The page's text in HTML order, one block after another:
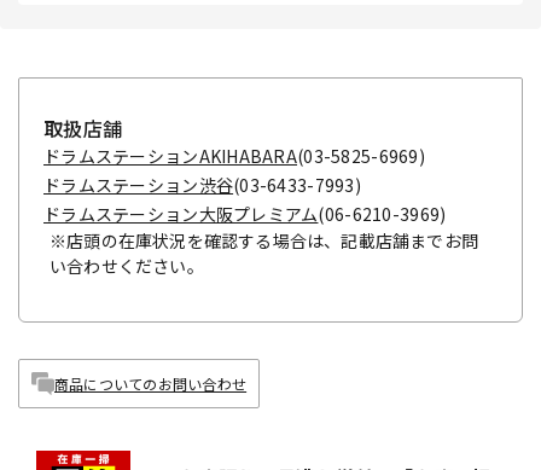
取扱店舗
ドラムステーションAKIHABARA(03-5825-6969)
ドラムステーション渋谷(03-6433-7993)
ドラムステーション大阪プレミアム(06-6210-3969)
※店頭の在庫状況を確認する場合は、記載店舗までお問
い合わせください。
商品についてのお問い合わせ